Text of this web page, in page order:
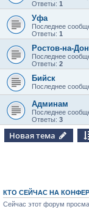
Ответы: 1
Уфа
Последнее
Ответы: 1
Ростов-на-
Последнее
Ответы: 2
Бийск
Последнее
Админам
Последнее
Ответы: 3
Новая тема
КТО СЕЙЧАС НА
Сейчас этот форум